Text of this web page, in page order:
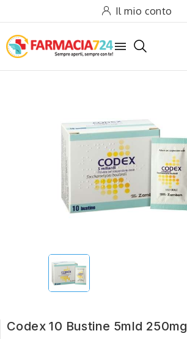
Il mio conto

Codex 10 Bustine 5mld 250mg